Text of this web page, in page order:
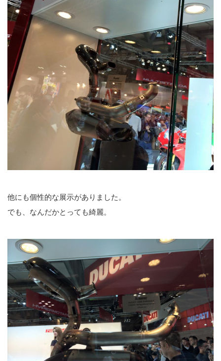
他にも個性的な展示がありました。
でも、なんだかとっても綺麗。